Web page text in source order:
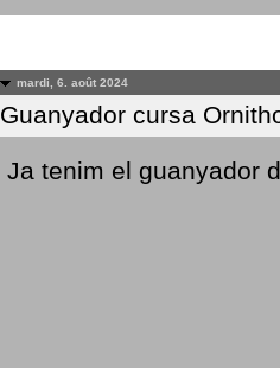
mardi, 6. août 2024
Guanyador cursa
Ja tenim el guanyador